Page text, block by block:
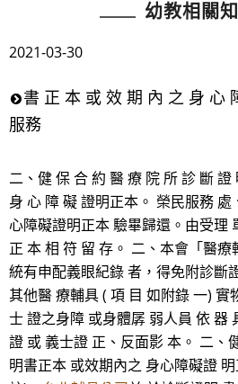
幼教相關
2021-03-30
書 正 本 或 效 期 內 之 身 心
服務
二、健 保 合 約 醫 療 院 所 診 斷
身 心 障 礙 證明正本。 榮民服務
心障礙證明正本 驗畢歸還。由受理
正 本 相 符 留 存。 二、本會「醫
統有申配義眼紀錄 者，得免附診斷
其他醫 療輔具 ( 項 目 如附錄 一) 實
士 證之身障 或身體孱 弱人員 依 器
證 或 義士證 正、反面影 本。 二、
明書正本 或效期內之 身心障礙證